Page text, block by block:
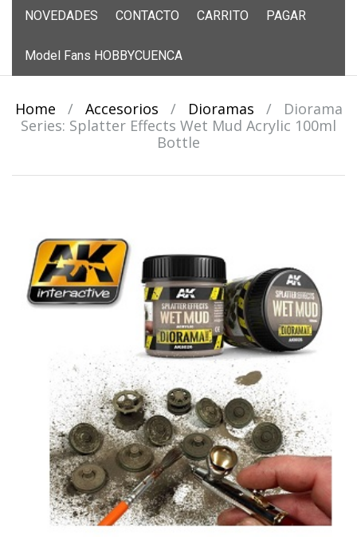
NOVEDADES CONTACTO CARRITO PAGAR
Model Fans HOBBYCUENCA
Home / Accesorios / Dioramas /
Diorama
Series: Splatter Effects Wet Mud Acrylic 100ml
Bottle